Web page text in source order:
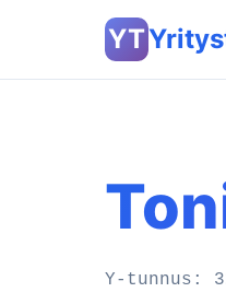
YT
Y-tunnus: